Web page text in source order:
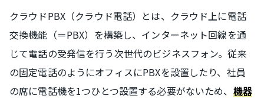
クラウドPBX（クラウド電話）とは、クラウド上に電話
交換機能（＝PBX）を構築し、インターネット回線を通
じて電話の受発信を行う次世代のビジネスフォン。従来
の固定電話のようにオフィスにPBXを設置したり、社員
の席に電話機を1つひとつ設置する必要がないため、 機器